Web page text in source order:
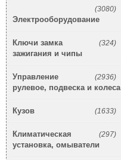
(3080)
Электрооборудование
(324)
Ключи замка
зажигания и чипы
(2936)
Управление
рулевое, подвеска и колеса
(1633)
Кузов
(297)
Климатическая
установка, омыватели